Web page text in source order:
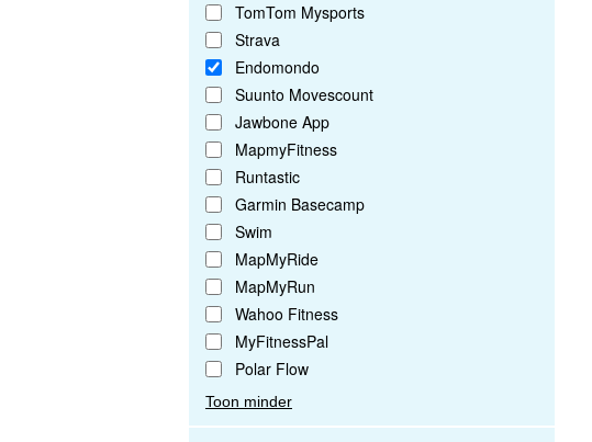
TomTom Mysports
Strava
Endomondo
Suunto Movescount
Jawbone App
MapmyFitness
Runtastic
Garmin Basecamp
Swim
MapMyRide
MapMyRun
Wahoo Fitness
MyFitnessPal
Polar Flow
Toon minder